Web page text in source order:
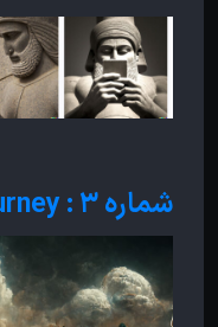
شماره ۳ : Midjourney